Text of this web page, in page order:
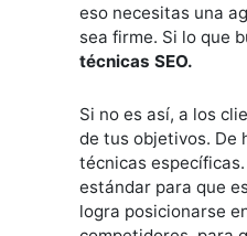
eso necesitas una
sea firme. Si lo que
técnicas SEO.
Si no es así, a los
de tus objetivos. De
técnicas
estándar para que
logra posicionarse